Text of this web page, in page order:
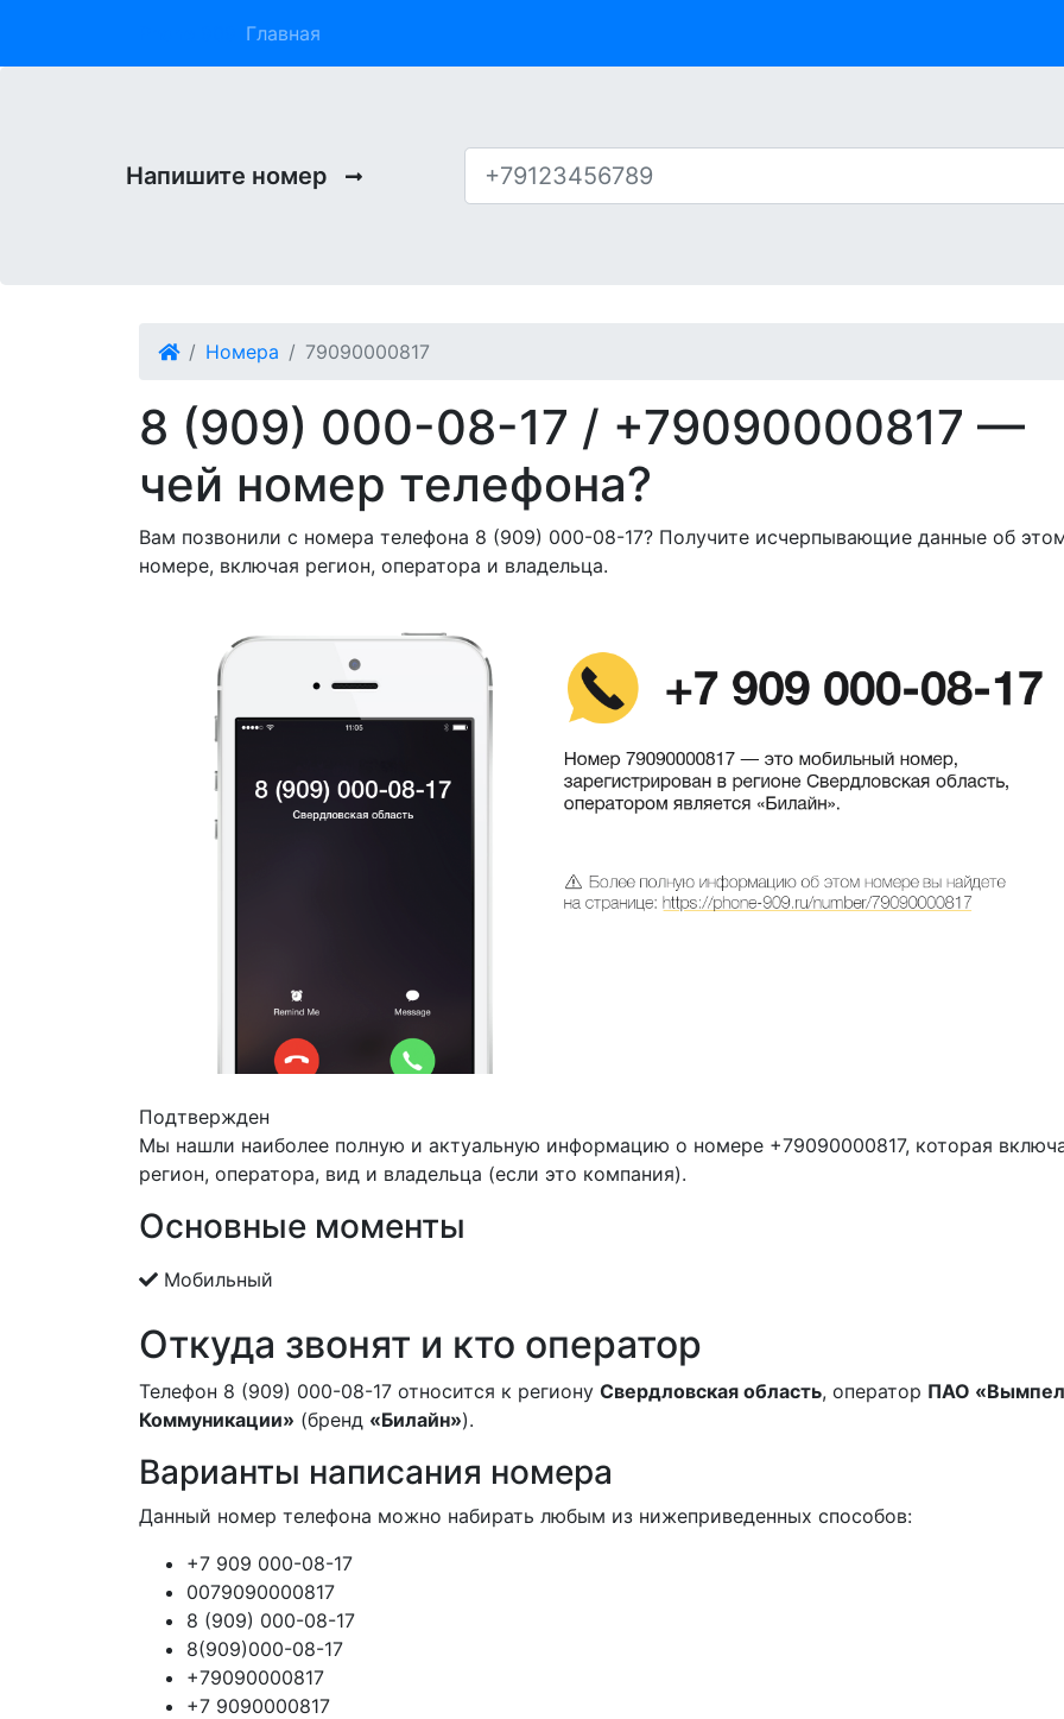
Главная
Напишите номер
Номера 79090000817
8 (909) 000-08-17 / +79090000817 —
чей номер телефона?
Вам позвонили с номера телефона 8 (909) 000-08-17? Получите исчерпывающие данные об
номере, включая регион, оператора и владельца.
Подтвержден
Мы нашли наиболее полную и актуальную информацию о номере +79090000817, которая
регион, оператора, вид и владельца (если это компания).
Основные моменты
Мобильный
Откуда звонят и кто оператор
Телефон 8 (909) 000-08-17 относится к региону Свердловская область, оператор ПАО
Коммуникации» (бренд «Билайн»).
Варианты написания номера
Данный номер телефона можно набирать любым из нижеприведенных способов:
+7 909 000-08-17
0079090000817
8 (909) 000-08-17
8(909)000-08-17
+79090000817
+7 9090000817